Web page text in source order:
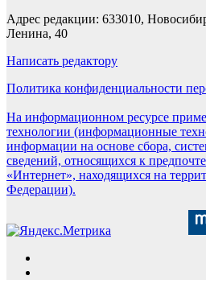
Адрес редакции: 633010,
Ленина, 40
Написать редактору
Политика конфиденциальности
На информационном ресурсе
технологии (информационные
информации на основе сбора,
сведений, относящихся к
«Интернет», находящихся на
Федерации).